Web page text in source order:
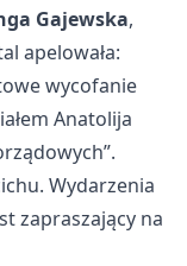
Gajewska,
apelowała:
wycofanie
Anatolija
Wydarzenia
zapraszający na